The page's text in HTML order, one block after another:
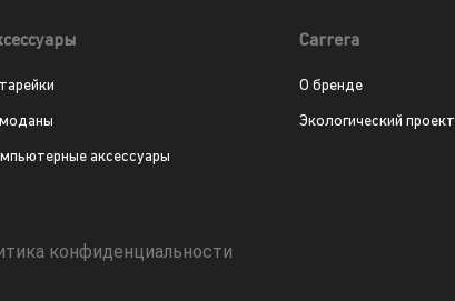
аксессуары
Carrera
О бренде
Экологический проект
конфиденциальности